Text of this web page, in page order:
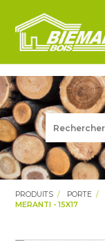
PRODUITS PORTE
MERANTI - 15X17